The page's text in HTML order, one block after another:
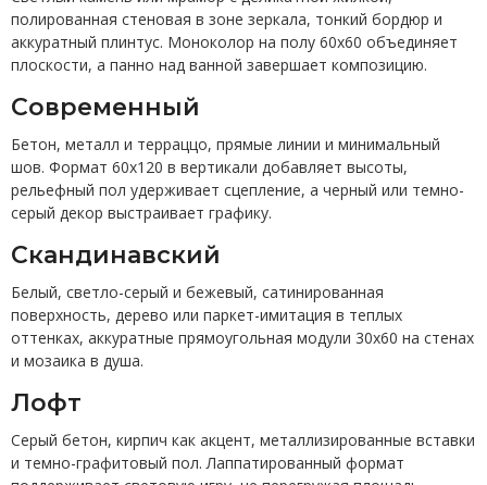
полированная стеновая в зоне зеркала, тонкий бордюр и
аккуратный плинтус. Моноколор на полу 60x60 объединяет
плоскости, а панно над ванной завершает композицию.
Современный
Бетон, металл и терраццо, прямые линии и минимальный
шов. Формат 60x120 в вертикали добавляет высоты,
рельефный пол удерживает сцепление, а черный или темно-
серый декор выстраивает графику.
Скандинавский
Белый, светло-серый и бежевый, сатинированная
поверхность, дерево или паркет-имитация в теплых
оттенках, аккуратные прямоугольная модули 30x60 на стенах
и мозаика в душа.
Лофт
Серый бетон, кирпич как акцент, металлизированные вставки
и темно-графитовый пол. Лаппатированный формат